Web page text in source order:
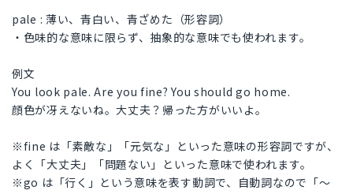
pale : 薄い、青白い、青ざめた（形容詞）
・色味的な意味に限らず、抽象的な意味でも使われます。
例文
You look pale. Are you fine? You should go home.
顔色が冴えないね。大丈夫？帰った方がいいよ。
※fine は「素敵な」「元気な」といった意味の形容詞ですが、
よく「大丈夫」「問題ない」といった意味で使われます。
※go は「行く」という意味を表す動詞で、自動詞なので「〜